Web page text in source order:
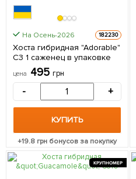
На Осень-2026 182230
Хоста гибридная "Adorable"
С3 1 саженец в упаковке
цена 495 грн
- +
КУПИТЬ
+19.8 грн бонусов за покупку
КРУПНОМЕР